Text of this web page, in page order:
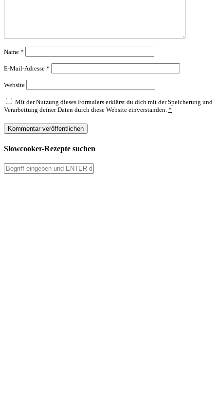
Name *
E-Mail-Adresse *
Website
Mit der Nutzung dieses Formulars erklärst du dich mit der Speicherung und
Verarbeitung deiner Daten durch diese Website einverstanden. *
Slowcooker-Rezepte suchen